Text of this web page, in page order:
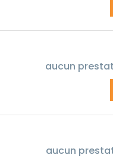
aucun
aucun